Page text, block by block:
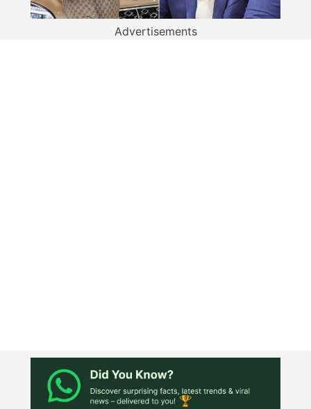
Advertisements